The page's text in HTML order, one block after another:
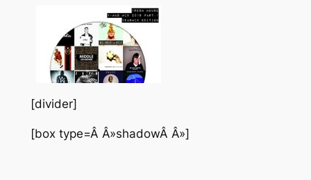
[divider]
[box type=Â Â»shadowÂ Â»]